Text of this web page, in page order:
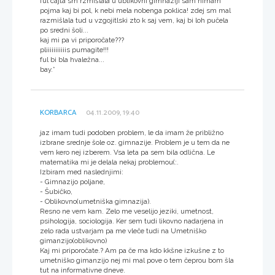
pojma kaj bi pol, k nebi mela nobenga poklica! zdej sm mal
razmišlala tud u vzgojitlski zto k saj vem, kaj bi loh pučela
po sredni šoli...
kaj mi pa vi priporočate???
pliiiiiiiiiiis pumagite!!!
ful bi bla hvaležna...
bay.*
KORBARCA 04.11.2009, 19:40
jaz imam tudi podoben problem, le da imam že približno
izbrane srednje šole oz. gimnazije. Problem je u tem da ne
vem kero nej izberem. Vsa leta pa sem bila odlična. Le
matematika mi je delala nekaj problemou(:.
Izbiram med naslednjimi:
- Gimnazijo poljane,
- Šubičko,
- Oblikovno(umetniška gimnazija).
Resno ne vem kam. Zelo me veselijo jeziki, umetnost,
psihologija, sociologija. Ker sem tudi likovno nadarjena in
zelo rada ustvarjam pa me vleče tudi na Umetniško
gimanzijo(oblikovno)
Kaj mi priporočate.? Am pa če ma kdo kkšne izkušne z to
umetniško gimanzijo nej mi mal pove o tem čeprou bom šla
tut na informativne dneve.